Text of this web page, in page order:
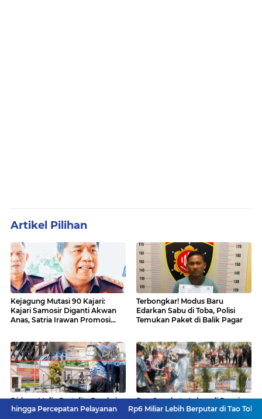
Artikel Pilihan
Kejagung Mutasi 90 Kajari:
Kajari Samosir Diganti Akwan
Anas, Satria Irawan Promosi
Terbongkar! Modus Baru
Edarkan Sabu di Toba, Polisi
Temukan Paket di Balik Pagar
Diduga Mafia Pertalite Beraksi
Terang-terangan di SPBU
Dua Sengketa Lahan di Panai
Hilir Labuhanbatu Masuk Tahap
Pelayanan Rp6 Miliar Lebih Berputar di Tao Toba Joujou, Siapa